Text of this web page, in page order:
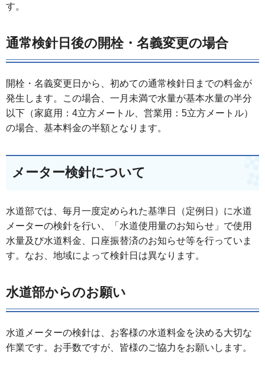
す。
通常検針日後の開栓・名義変更の場合
開栓・名義変更日から、初めての通常検針日までの料金が
発生します。この場合、一月未満で水量が基本水量の半分
以下（家庭用：4立方メートル、営業用：5立方メートル）
の場合、基本料金の半額となります。
メーター検針について
水道部では、毎月一度定められた基準日（定例日）に水道
メーターの検針を行い、「水道使用量のお知らせ」で使用
水量及び水道料金、口座振替済のお知らせ等を行っていま
す。なお、地域によって検針日は異なります。
水道部からのお願い
水道メーターの検針は、お客様の水道料金を決める大切な
作業です。お手数ですが、皆様のご協力をお願いします。